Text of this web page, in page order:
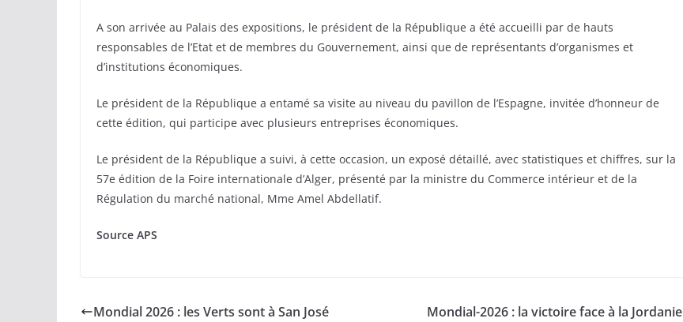
A son arrivée au Palais des expositions, le président de la République a été accueilli par de hauts
responsables de l’Etat et de membres du Gouvernement, ainsi que de représentants d’organismes et
d’institutions économiques.
Le président de la République a entamé sa visite au niveau du pavillon de l’Espagne, invitée d’honneur de
cette édition, qui participe avec plusieurs entreprises économiques.
Le président de la République a suivi, à cette occasion, un exposé détaillé, avec statistiques et chiffres, sur la
57e édition de la Foire internationale d’Alger, présenté par la ministre du Commerce intérieur et de la
Régulation du marché national, Mme Amel Abdellatif.
Source APS
Mondial 2026 : les Verts sont à San José
Mondial-2026 : la victoire face à la Jordanie